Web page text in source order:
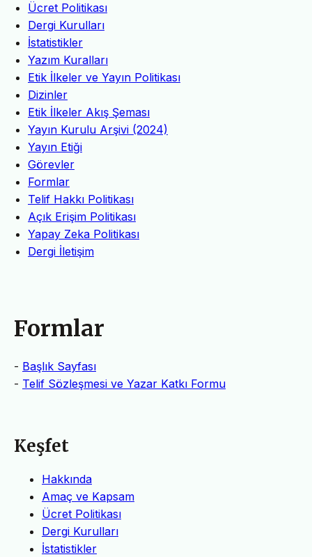
Ücret Politikası
Dergi Kurulları
İstatistikler
Yazım Kuralları
Etik İlkeler ve Yayın Politikası
Dizinler
Etik İlkeler Akış Şeması
Yayın Kurulu Arşivi (2024)
Yayın Etiği
Görevler
Formlar
Telif Hakkı Politikası
Açık Erişim Politikası
Yapay Zeka Politikası
Dergi İletişim
Formlar
- Başlık Sayfası
- Telif Sözleşmesi ve Yazar Katkı Formu
Keşfet
Hakkında
Amaç ve Kapsam
Ücret Politikası
Dergi Kurulları
İstatistikler